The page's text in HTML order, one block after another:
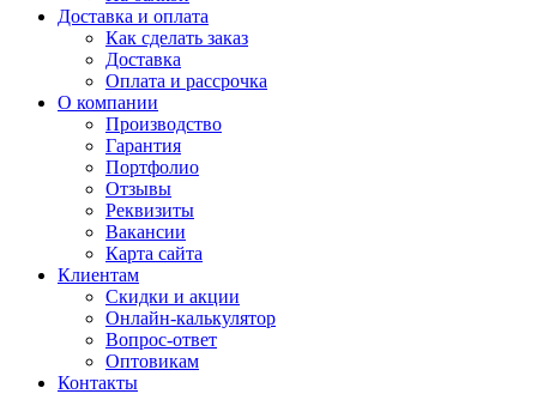
Доставка и оплата
Как сделать заказ
Доставка
Оплата и рассрочка
О компании
Производство
Гарантия
Портфолио
Отзывы
Реквизиты
Вакансии
Карта сайта
Клиентам
Скидки и акции
Онлайн-калькулятор
Вопрос-ответ
Оптовикам
Контакты